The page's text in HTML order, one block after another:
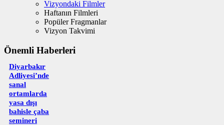
Vizyondaki Filmler
Haftanın Filmleri
Popüler Fragmanlar
Vizyon Takvimi
Önemli Haberleri
Diyarbakır
Adliyesi’nde
sanal
ortamlarda
yasa dışı
bahisle çaba
semineri